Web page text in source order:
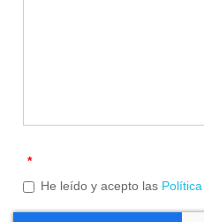
*
He leído y acepto las